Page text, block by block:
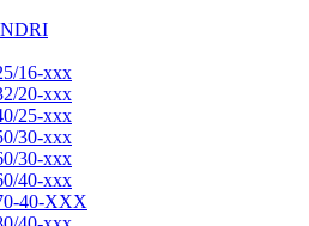
16-xxx
20-xxx
25-xxx
30-xxx
30-xxx
40-xxx
40-XXX